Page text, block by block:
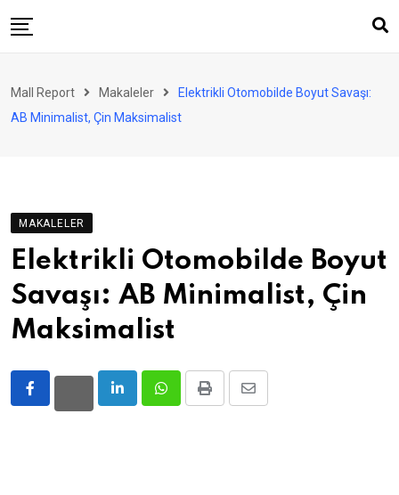
to
Perakende
Ürün ve Hizmet
Enerji
Haber
Gündem
Mall Report Makaleler
Elektrikli Otomobilde Boyut Savaşı:
AB Minimalist, Çin Maksimalist
MAKALELER
Elektrikli Otomobilde Boyut
Savaşı: AB Minimalist, Çin
Maksimalist
LinkedInWhatsappPrint
Share